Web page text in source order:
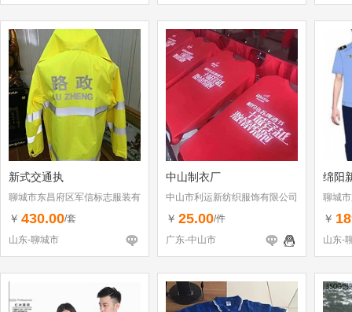
新式交通执
聊城市东昌府区军信标志服装有
限公司
￥ 430.00/套
山东-聊城市
中山制衣厂
中山市利运新纺织服饰有限公司
￥ 25.00/件
广东-中山市
绵阳
聊城
限公司
￥
山东-